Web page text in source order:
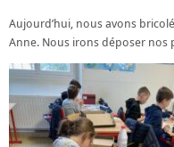
Aujourd’hui, nous avons
Anne. Nous irons déposer nos